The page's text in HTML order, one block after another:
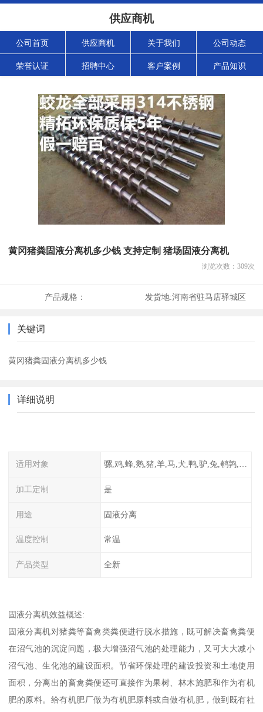
供应商机
公司首页 供应商机 关于我们 公司动态
荣誉认证 招聘中心 客户案例 产品知识
黄冈猪粪固液分离机多少钱 支持定制 猪场固液分离机
浏览次数： 309次
产品规格： 发货地:河南省驻马店驿城区
关键词
黄冈猪粪固液分离机多少钱
详细说明
适用对象
加工定制 是
用途 固液分离
温度控制 常温
产品类型 全新
固液分离机效益概述:
固液分离机对猪粪等畜禽类粪便进行脱水措施，既可解决畜禽粪便
在沼气池的沉淀问题，极大增强沼气池的处理能力，又可大大减小
沼气池、生化池的建设面积。节省环保处理的建设投资和土地使用
面积，分离出的畜禽粪便还可直接作为果树、林木施肥和作为有机
肥的原料。给有机肥厂做为有机肥原料或自做有机肥，做到既有社